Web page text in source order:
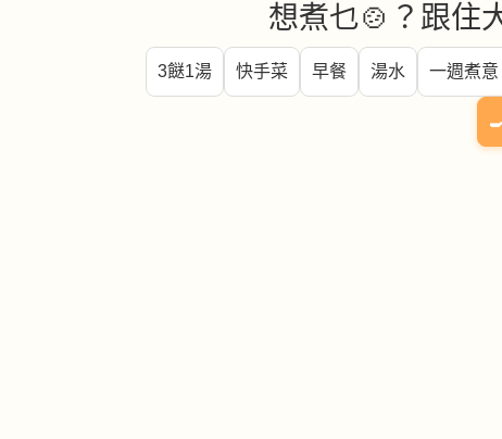
想煮乜🍲？跟住
3餸1湯 快手菜 早餐 湯水 一週煮意